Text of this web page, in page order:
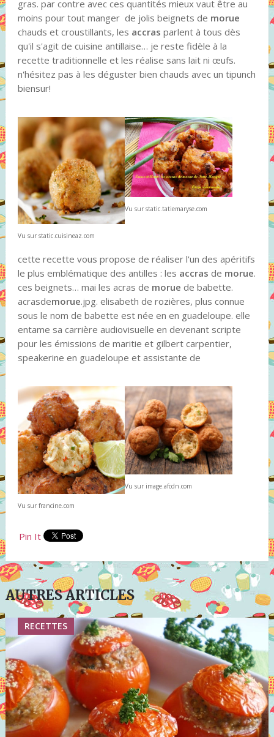
gras. par contre avec ces quantités mieux vaut être au
moins pour tout manger de jolis beignets de morue
chauds et croustillants, les accras parlent à tous dès
qu'il s'agit de cuisine antillaise… je reste fidèle à la
recette traditionnelle et les réalise sans lait ni œufs.
n'hésitez pas à les déguster bien chauds avec un tipunch
biensur!
Vu sur static.cuisineaz.com
Vu sur static.tatiemaryse.com
cette recette vous propose de réaliser l'un des apéritifs
le plus emblématique des antilles : les accras de morue.
ces beignets… mai les acras de morue de babette.
acrasdemorue.jpg. elisabeth de rozières, plus connue
sous le nom de babette est née en en guadeloupe. elle
entame sa carrière audiovisuelle en devenant scripte
pour les émissions de maritie et gilbert carpentier,
speakerine en guadeloupe et assistante de
Vu sur francine.com
Vu sur image.afcdn.com
Pin It
AUTRES ARTICLES
RECETTES